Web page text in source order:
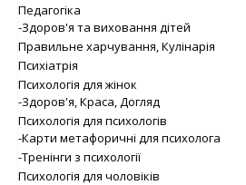
Педагогіка
-Здоров'я та виховання дітей
Правильне харчування, Кулінарія
Психіатрія
Психологія для жінок
-Здоров'я, Краса, Догляд
Психологія для психологів
-Карти метафоричні для психолога
-Тренінги з психології
Психологія для чоловіків